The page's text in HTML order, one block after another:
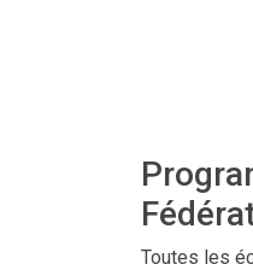
Toutes les